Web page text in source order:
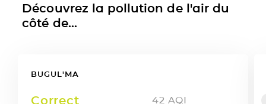
Découvrez la pollution de l'air du
côté de...
BUGUL'MA
Correct 42 AQI